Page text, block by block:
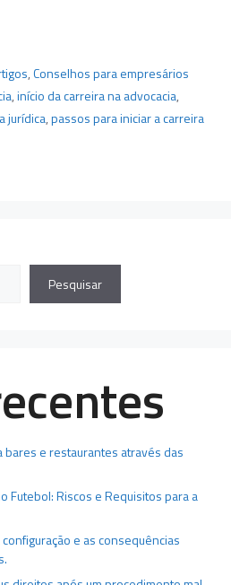
,Conselhos para empresários
,início da carreira na advocacia,
jurídica,passos para iniciar a carreira
Pesquisar
bares e restaurantes através das
Futebol: Riscos e Requisitos para a
e as consequências